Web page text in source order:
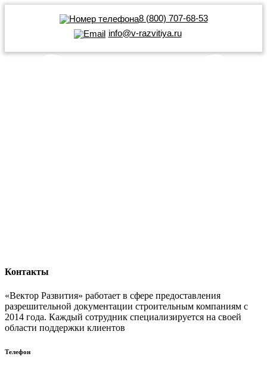
8 (800) 707-68-53
info@v-razvitiya.ru
Контакты
«Вектор Развития» работает в сфере предоставления
разрешительной документации строительным компаниям с
2014 года. Каждый сотрудник специализируется на своей
области поддержки клиентов
Телефон